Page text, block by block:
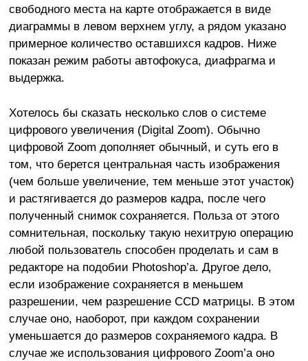
свободного места на карте отображается в виде
диаграммы в левом верхнем углу, а рядом указано
примерное количество оставшихся кадров. Ниже
показан режим работы автофокуса, диафрагма и
выдержка.
Хотелось бы сказать несколько слов о системе
цифрового увеличения (Digital Zoom). Обычно
цифровой Zoom дополняет обычный, и суть его в
том, что берется центральная часть изображения
(чем больше увеличение, тем меньше этот участок)
и растягивается до размеров кадра, после чего
полученный снимок сохраняется. Польза от этого
сомнительная, поскольку такую нехитрую операцию
любой пользователь способен проделать и сам в
редакторе на подобии Photoshop’а. Другое дело,
если изображение сохраняется в меньшем
разрешении, чем разрешение CCD матрицы. В этом
случае оно, наоборот, при каждом сохранении
уменьшается до размеров сохраняемого кадра. В
случае же использования цифрового Zoom’а оно